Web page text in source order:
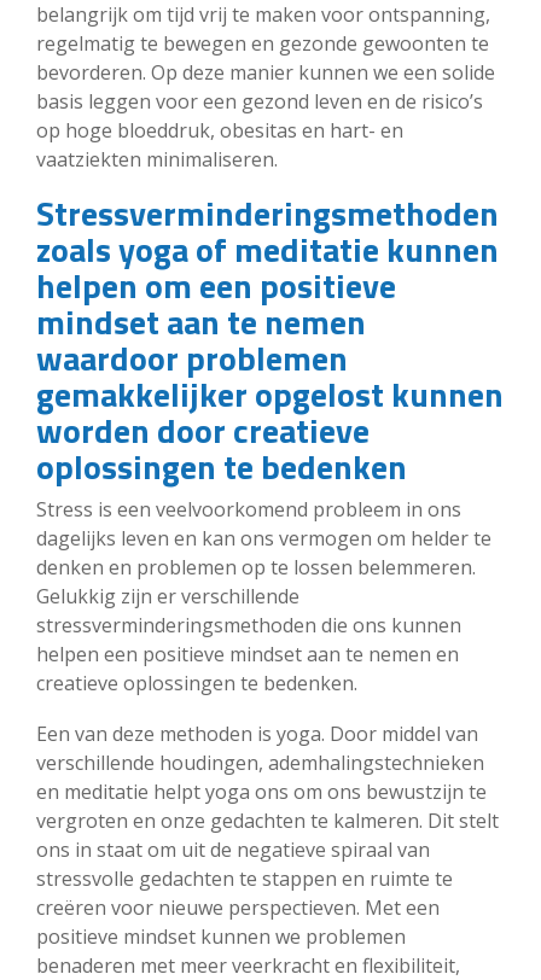
belangrijk om tijd vrij te maken voor ontspanning,
regelmatig te bewegen en gezonde gewoonten te
bevorderen. Op deze manier kunnen we een solide
basis leggen voor een gezond leven en de risico’s
op hoge bloeddruk, obesitas en hart- en
vaatziekten minimaliseren.
Stressverminderingsmethoden
zoals yoga of meditatie kunnen
helpen om een ​​positieve
mindset aan te nemen
waardoor problemen
gemakkelijker opgelost kunnen
worden door creatieve
oplossingen te bedenken
Stress is een veelvoorkomend probleem in ons
dagelijks leven en kan ons vermogen om helder te
denken en problemen op te lossen belemmeren.
Gelukkig zijn er verschillende
stressverminderingsmethoden die ons kunnen
helpen een positieve mindset aan te nemen en
creatieve oplossingen te bedenken.
Een van deze methoden is yoga. Door middel van
verschillende houdingen, ademhalingstechnieken
en meditatie helpt yoga ons om ons bewustzijn te
vergroten en onze gedachten te kalmeren. Dit stelt
ons in staat om uit de negatieve spiraal van
stressvolle gedachten te stappen en ruimte te
creëren voor nieuwe perspectieven. Met een
positieve mindset kunnen we problemen
benaderen met meer veerkracht en flexibiliteit,